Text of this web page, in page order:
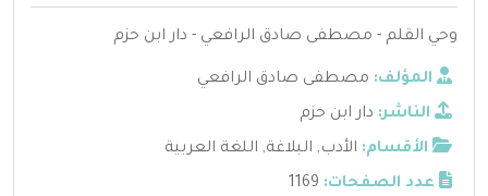
وحي القلم - مصطفى صادق الرافعي - دار ابن حزم
المؤلف: مصطفى صادق الرافعي
الناشر: دار ابن حزم
الأقسام: الأدب, البلاغة, اللغة العربية
عدد الصفحات: 1169